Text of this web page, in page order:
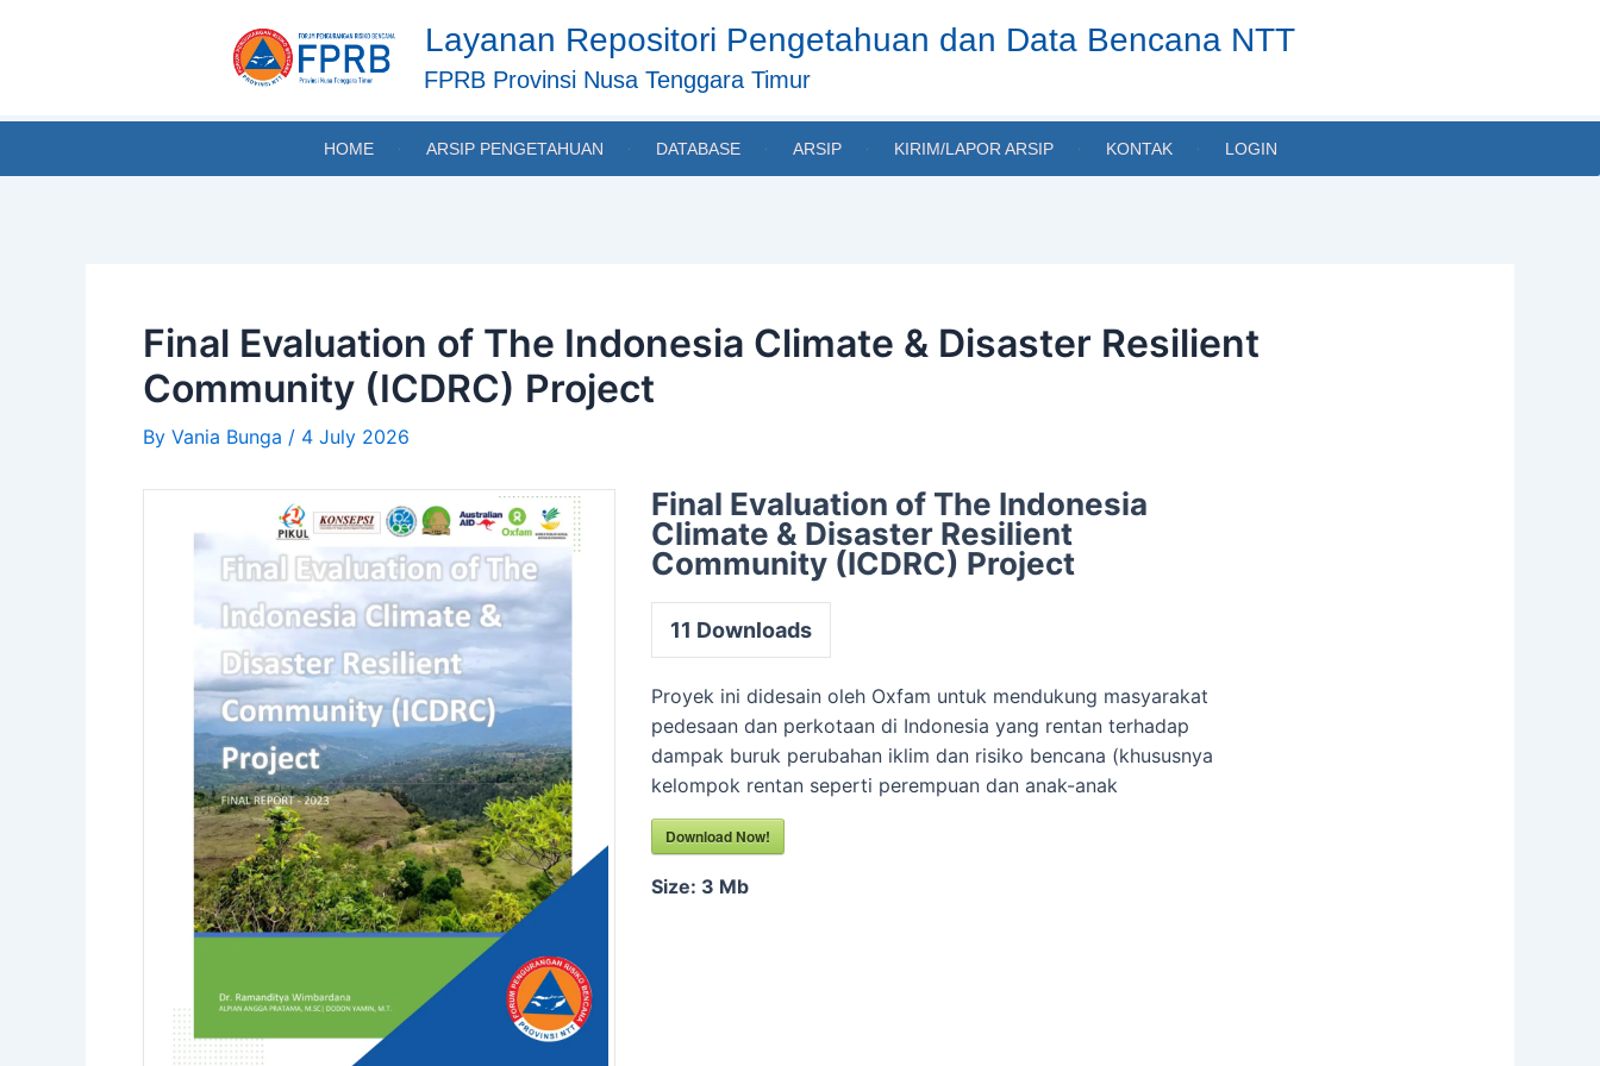
Layanan Repositori Pengetahuan dan Data Bencana NTT
FPRB Provinsi Nusa Tenggara Timur
HOME ARSIP PENGETAHUAN DATABASE ARSIP KIRIM/LAPOR ARSIP KONTAK LOGIN
Final Evaluation of The Indonesia Climate & Disaster Resilient
Community (ICDRC) Project
By Vania Bunga / 4 July 2026
Final Evaluation of The Indonesia
Climate & Disaster Resilient
Community (ICDRC) Project
11 Downloads
Proyek ini didesain oleh Oxfam untuk mendukung masyarakat
pedesaan dan perkotaan di Indonesia yang rentan terhadap
dampak buruk perubahan iklim dan risiko bencana (khususnya
kelompok rentan seperti perempuan dan anak-anak
Download Now!
Size: 3 Mb
navigation